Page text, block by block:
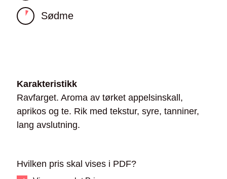
Sødme
Karakteristikk
Ravfarget. Aroma av tørket appelsinskall,
aprikos og te. Rik med tekstur, syre, tanniner,
lang avslutning.
Hvilken pris skal vises i PDF?